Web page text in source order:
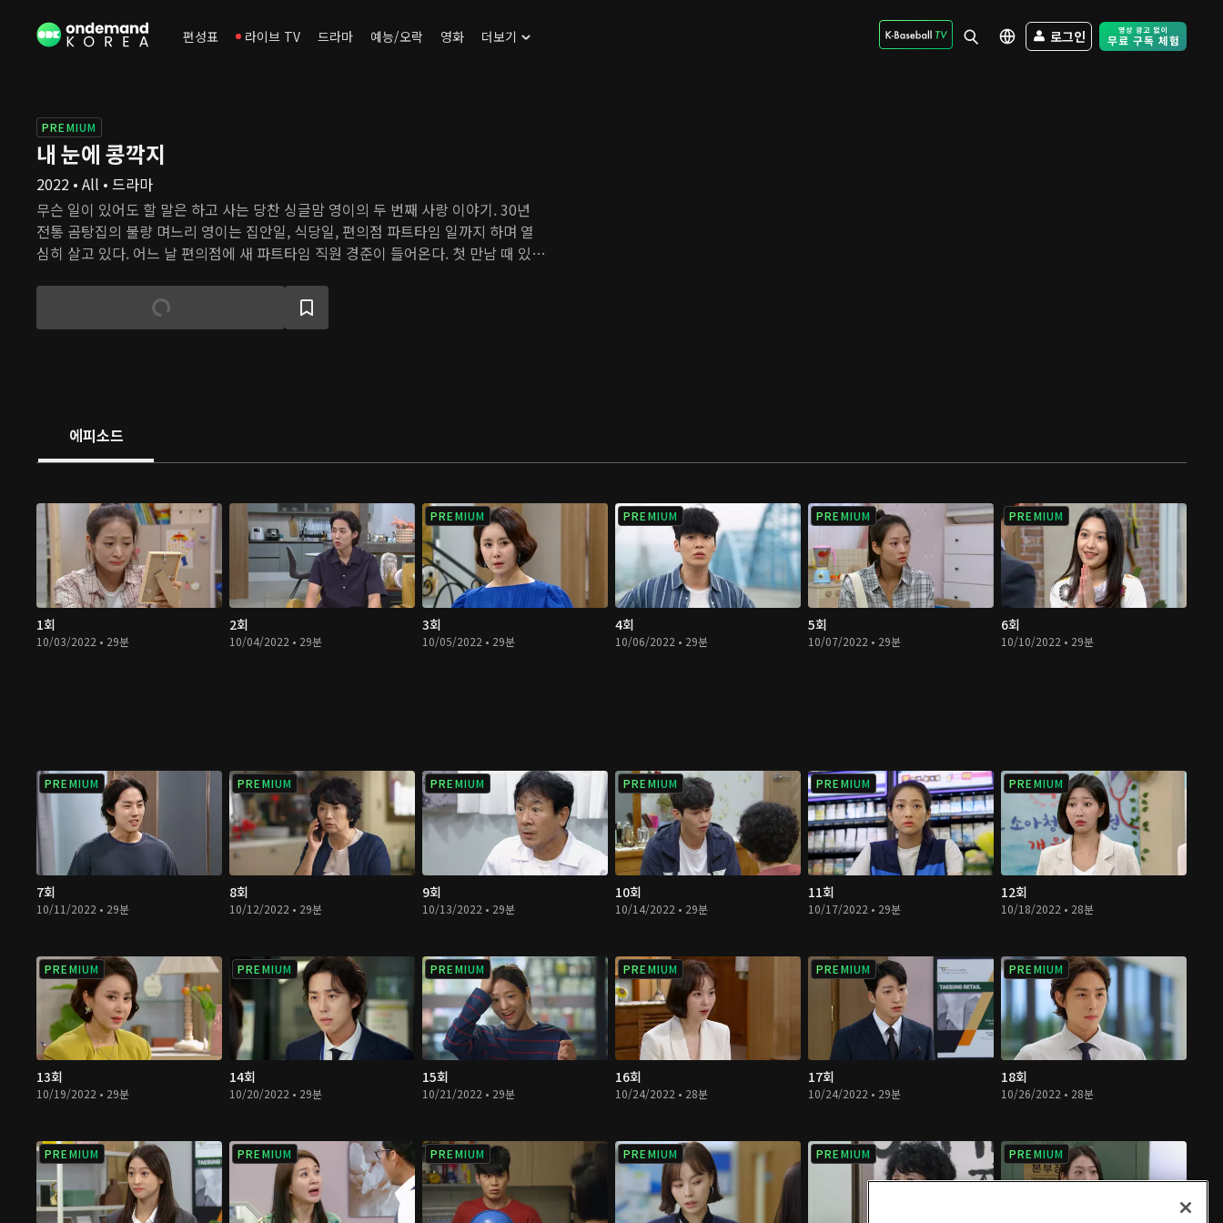
편성표 라이브 TV 드라마 예능/오락 영화 더보기 로그인 Free Trial -
PREMIUM
내 눈에 콩깍지
2022 • All • 드라마
무슨 일이 있어도 할 말은 하고 사는 당찬 싱글맘 영이의 두 번째 사랑 이야기. 30년
전통 곰탕집의 불량 며느리 영이는 집안일, 식당일, 편의점 파트타임 일까지 하며 열
심히 살고 있다. 어느 날 편의점에 새 파트타임 직원 경준이 들어온다. 첫 만남 때 있었
마음을 둘러싼 벽을 허물기 시작한다.
에피소드
1회
10/03/2022 • 29분
2회
10/04/2022 • 29분
PREMIUM
3회
10/05/2022 • 29분
PREMIUM
4회
10/06/2022 • 29분
PREMIUM
5회
10/07/2022 • 29분
PREMIUM
6회
10/10/2022 • 29분
PREMIUM
7회
10/11/2022 • 29분
PREMIUM
8회
10/12/2022 • 29분
PREMIUM
9회
10/13/2022 • 29분
PREMIUM
10회
10/14/2022 • 29분
PREMIUM
11회
10/17/2022 • 29분
PREMIUM
12회
10/18/2022 • 28분
PREMIUM
13회
10/19/2022 • 29분
PREMIUM
14회
10/20/2022 • 29분
PREMIUM
15회
10/21/2022 • 29분
PREMIUM
16회
10/24/2022 • 28분
PREMIUM
17회
10/24/2022 • 29분
PREMIUM
18회
10/26/2022 • 28분
PREMIUM PREMIUM PREMIUM PREMIUM PREMIUM PREMIUM